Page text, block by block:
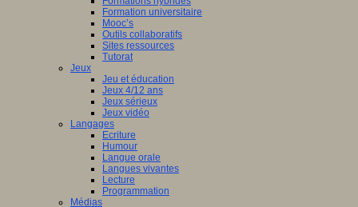
Formation universitaire
Mooc’s
Outils collaboratifs
Sites ressources
Tutorat
Jeux
Jeu et éducation
Jeux 4/12 ans
Jeux sérieux
Jeux vidéo
Langages
Ecriture
Humour
Langue orale
Langues vivantes
Lecture
Programmation
Médias